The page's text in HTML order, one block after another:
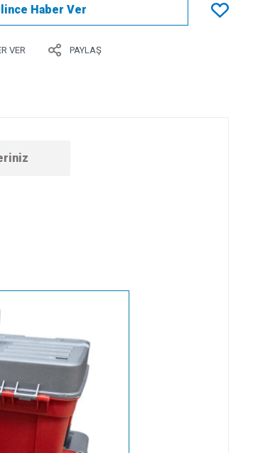
Haber Ver
VER PAYLAŞ